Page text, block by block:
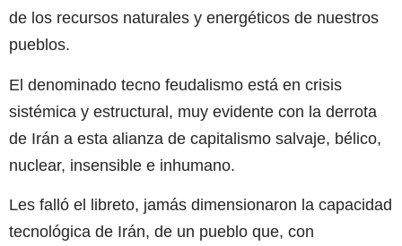
de los recursos naturales y energéticos de nuestros
pueblos.
El denominado tecno feudalismo está en crisis
sistémica y estructural, muy evidente con la derrota
de Irán a esta alianza de capitalismo salvaje, bélico,
nuclear, insensible e inhumano.
Les falló el libreto, jamás dimensionaron la capacidad
tecnológica de Irán, de un pueblo que, con